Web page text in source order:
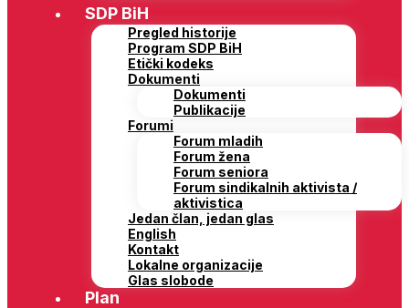
SDP BiH
Pregled historije
Program SDP BiH
Etički kodeks
Dokumenti
Dokumenti
Publikacije
Forumi
Forum mladih
Forum žena
Forum seniora
Forum sindikalnih aktivista /
aktivistica
Jedan član, jedan glas
English
Kontakt
Lokalne organizacije
Glas slobode
Plan